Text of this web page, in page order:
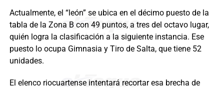
Actualmente, el “león” se ubica en el décimo puesto de la
tabla de la Zona B con 49 puntos, a tres del octavo lugar,
quién logra la clasificación a la siguiente instancia. Ese
puesto lo ocupa Gimnasia y Tiro de Salta, que tiene 52
unidades.
El elenco riocuartense intentará recortar esa brecha de